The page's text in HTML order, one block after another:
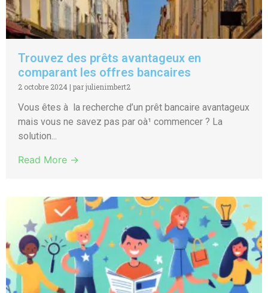
Trouvez des prêts avantageux en
comparant les offres bancaires
2 octobre 2024 | par julienimbert2
Vous êtes à la recherche d’un prêt bancaire avantageux
mais vous ne savez pas par oà¹ commencer ? La
solution...
Read More →